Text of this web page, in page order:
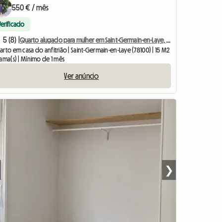
550 € / mês
5 (8) |
Quarto alugado para mulher em Saint-Germain-en-Laye, a 1 hora de Paris
em casa do anfitrião | Saint-Germain-en-Laye (78100) | 15 M2
| Mínimo de 1 mês
Ver anúncio
❯